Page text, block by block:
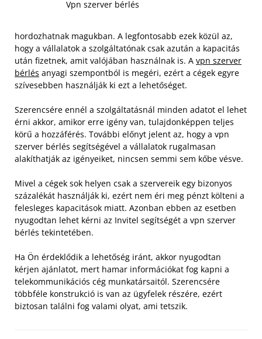
Vpn szerver bérlés
hordozhatnak magukban. A legfontosabb ezek közül az,
hogy a vállalatok a szolgáltatónak csak azután a kapacitás
után fizetnek, amit valójában használnak is. A vpn szerver
bérlés anyagi szempontból is megéri, ezért a cégek egyre
szívesebben használják ki ezt a lehetőséget.
Szerencsére ennél a szolgáltatásnál minden adatot el lehet
érni akkor, amikor erre igény van, tulajdonképpen teljes
körű a hozzáférés. További előnyt jelent az, hogy a vpn
szerver bérlés segítségével a vállalatok rugalmasan
alakíthatják az igényeiket, nincsen semmi sem kőbe vésve.
Mivel a cégek sok helyen csak a szervereik egy bizonyos
százalékát használják ki, ezért nem éri meg pénzt költeni a
felesleges kapacitások miatt. Azonban ebben az esetben
nyugodtan lehet kérni az Invitel segítségét a vpn szerver
bérlés tekintetében.
Ha Ön érdeklődik a lehetőség iránt, akkor nyugodtan
kérjen ajánlatot, mert hamar információkat fog kapni a
telekommunikációs cég munkatársaitól. Szerencsére
többféle konstrukció is van az ügyfelek részére, ezért
biztosan találni fog valami olyat, ami tetszik.